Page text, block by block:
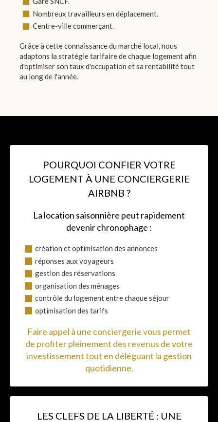
Nombreux travailleurs en déplacement.
Centre-ville commerçant.
Grâce à cette connaissance du marché local, nous
adaptons la stratégie tarifaire de chaque logement afin
d'optimiser son taux d'occupation et sa rentabilité tout
au long de l'année.
POURQUOI CONFIER VOTRE
LOGEMENT À UNE CONCIERGERIE
AIRBNB ?
La location saisonnière peut rapidement
devenir chronophage :
création et optimisation des annonces
réponses aux voyageurs
gestion des réservations
organisation des ménages
contrôle du logement entre chaque séjour
optimisation des tarifs
Faire appel à une conciergerie vous permet
de profiter pleinement des revenus de votre
investissement tout en déléguant la gestion
quotidienne.
LES CLEFS DE LA LIBERTÉ : UNE